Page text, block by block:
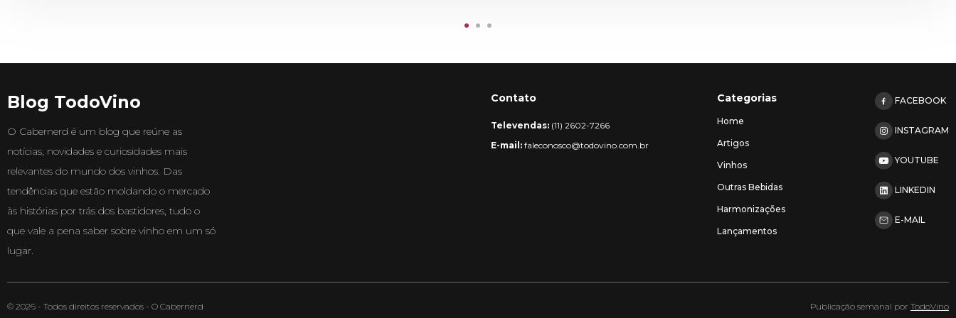
Blog TodoVino
O Cabernerd é um blog que reúne as
notícias, novidades e curiosidades mais
relevantes do mundo dos vinhos. Das
tendências que estão moldando o mercado
às histórias por trás dos bastidores, tudo o
que vale a pena saber sobre vinho em um só
lugar.
Contato
Televendas: (11) 2602-7266
E-mail: faleconosco@todovino.com.br
Categorias
Home
Artigos
Vinhos
Outras Bebidas
Harmonizações
Lançamentos
FACEBOOK
INSTAGRAM
YOUTUBE
LINKEDIN
E-MAIL
© 2026 - Todos direitos reservados - O Cabernerd Publicação semanal por TodoVino